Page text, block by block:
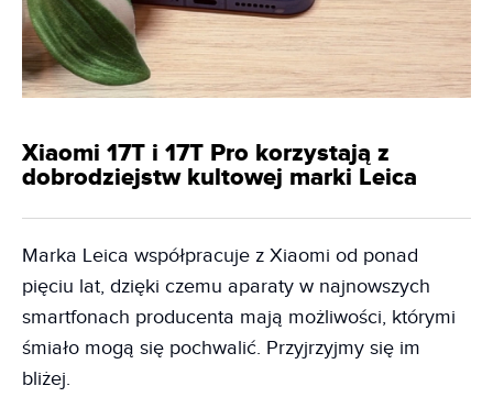
Xiaomi 17T i 17T Pro korzystają z
dobrodziejstw kultowej marki Leica
Marka Leica współpracuje z Xiaomi od ponad
pięciu lat, dzięki czemu aparaty w najnowszych
smartfonach producenta mają możliwości, którymi
śmiało mogą się pochwalić. Przyjrzyjmy się im
bliżej.